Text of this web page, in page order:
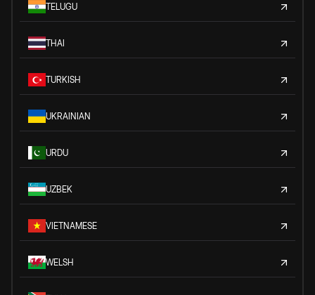
TELUGU
THAI
TURKISH
UKRAINIAN
URDU
UZBEK
VIETNAMESE
WELSH